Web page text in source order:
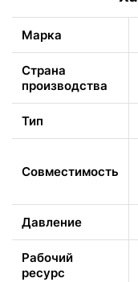
Марка
Страна
производства
Тип
Совместимость
Давление
Рабочий
ресурс